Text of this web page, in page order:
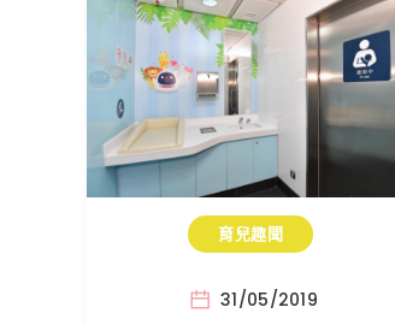
育兒趣聞
31/05/2019